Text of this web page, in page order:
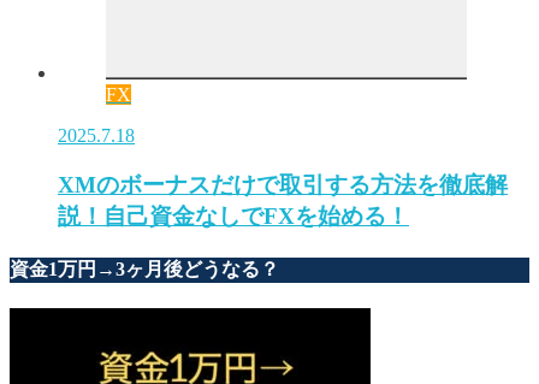
FX
2025.7.18
XMのボーナスだけで取引する方法を徹底解
説！自己資金なしでFXを始める！
資金1万円→3ヶ月後どうなる？